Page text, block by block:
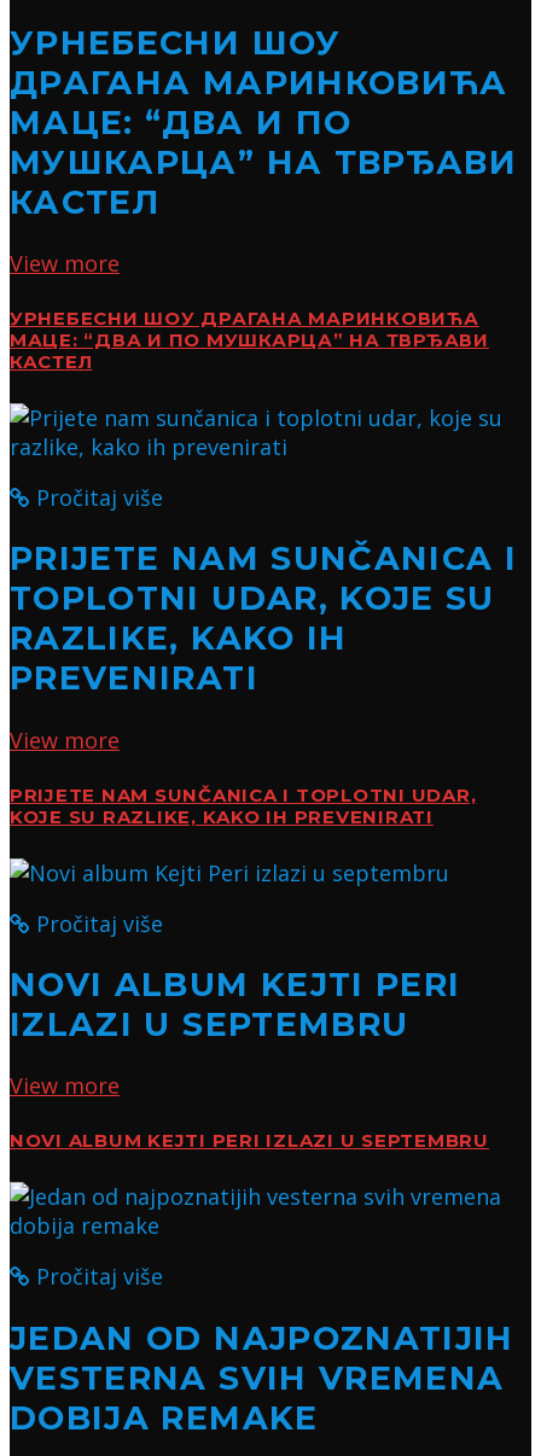
УРНЕБЕСНИ ШОУ
ДРАГАНА МАРИНКОВИЋА
МАЦЕ: “ДВА И ПО
МУШКАРЦА” НА ТВРЂАВИ
КАСТЕЛ
View more
УРНЕБЕСНИ ШОУ ДРАГАНА МАРИНКОВИЋА
МАЦЕ: “ДВА И ПО МУШКАРЦА” НА ТВРЂАВИ
КАСТЕЛ
Pročitaj više
PRIJETE NAM SUNČANICA I
TOPLOTNI UDAR, KOJE SU
RAZLIKE, KAKO IH
PREVENIRATI
View more
PRIJETE NAM SUNČANICA I TOPLOTNI UDAR,
KOJE SU RAZLIKE, KAKO IH PREVENIRATI
Pročitaj više
NOVI ALBUM KEJTI PERI
IZLAZI U SEPTEMBRU
View more
NOVI ALBUM KEJTI PERI IZLAZI U SEPTEMBRU
Pročitaj više
JEDAN OD NAJPOZNATIJIH
VESTERNA SVIH VREMENA
DOBIJA REMAKE